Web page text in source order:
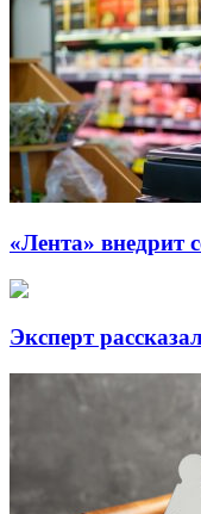
«Лента» внедрит
Эксперт